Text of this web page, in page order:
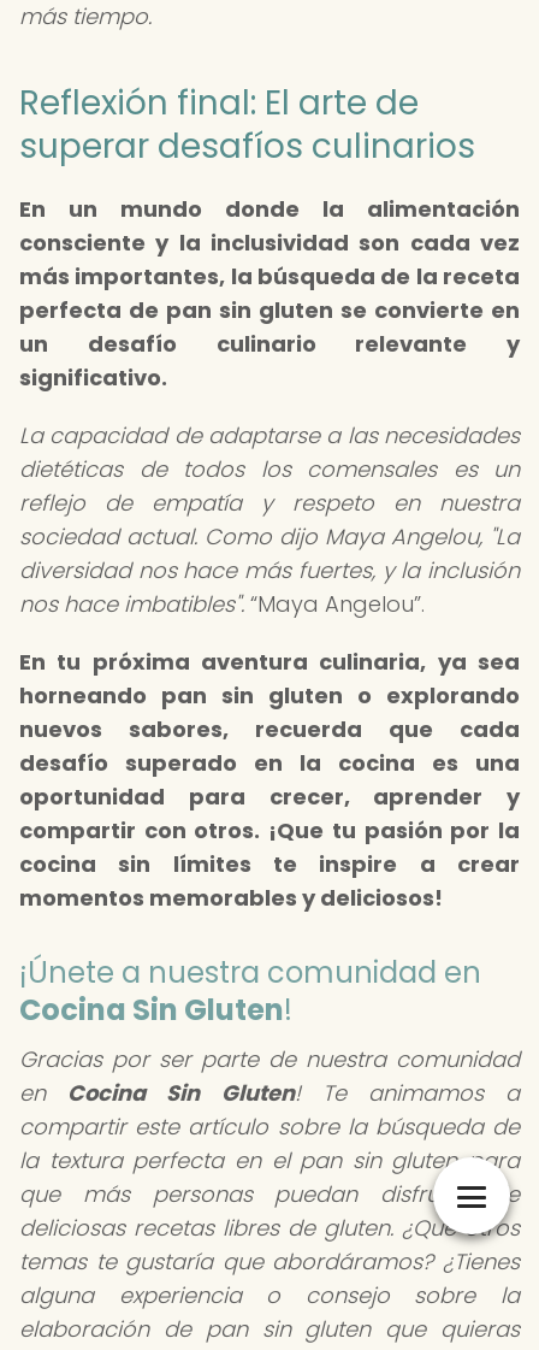
más tiempo.
Reflexión final: El arte de
superar desafíos culinarios
En un mundo donde la alimentación
consciente y la inclusividad son cada vez
más importantes, la búsqueda de la receta
perfecta de pan sin gluten se convierte en
un desafío culinario relevante y
significativo.
La capacidad de adaptarse a las necesidades
dietéticas de todos los comensales es un
reflejo de empatía y respeto en nuestra
sociedad actual. Como dijo Maya Angelou, "La
diversidad nos hace más fuertes, y la inclusión
nos hace imbatibles". Maya Angelou .
En tu próxima aventura culinaria, ya sea
horneando pan sin gluten o explorando
nuevos sabores, recuerda que cada
desafío superado en la cocina es una
oportunidad para crecer, aprender y
compartir con otros. ¡Que tu pasión por la
cocina sin límites te inspire a crear
momentos memorables y deliciosos!
¡Únete a nuestra comunidad en
Cocina Sin Gluten!
Gracias por ser parte de nuestra comunidad
en Cocina Sin Gluten! Te animamos a
compartir este artículo sobre la búsqueda de
la textura perfecta en el pan sin gluten para
que más personas puedan disfrutar de
deliciosas recetas libres de gluten. ¿Qué otros
temas te gustaría que abordáramos? ¿Tienes
alguna experiencia o consejo sobre la
elaboración de pan sin gluten que quieras